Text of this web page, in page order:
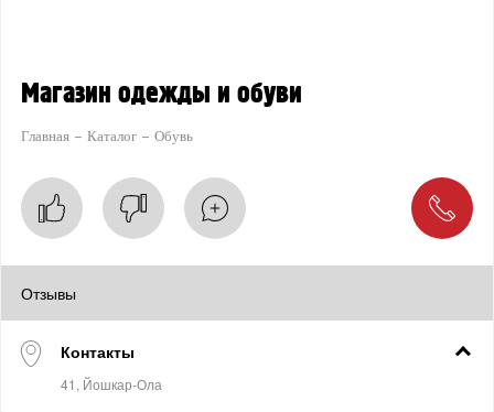
Магазин одежды и обуви
Главная Каталог Обувь
Отзывы
Контакты